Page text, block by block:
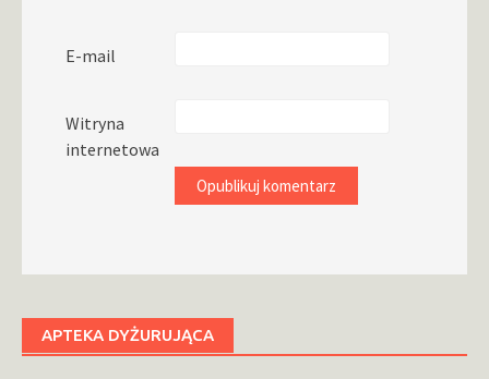
E-mail
Witryna
internetowa
APTEKA DYŻURUJĄCA